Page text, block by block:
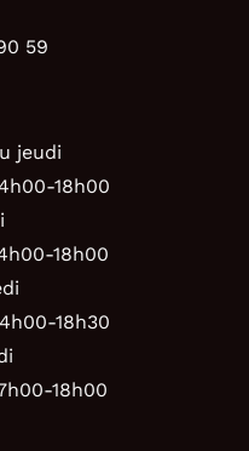
59
jeudi
18h00
18h00
18h30
18h00